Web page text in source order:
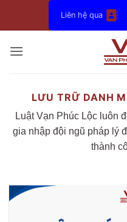
dung
Liên hệ qua
LƯU TRỮ DANH
Luật Vạn Phúc Lộc luôn
gia nhập đội ngũ pháp lý
thành